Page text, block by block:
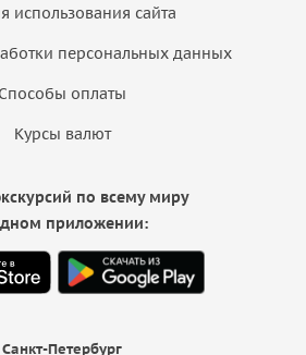
использования сайта
персональных данных
оплаты
Курсы валют
Санкт-Петербург
по всему миру
приложении: